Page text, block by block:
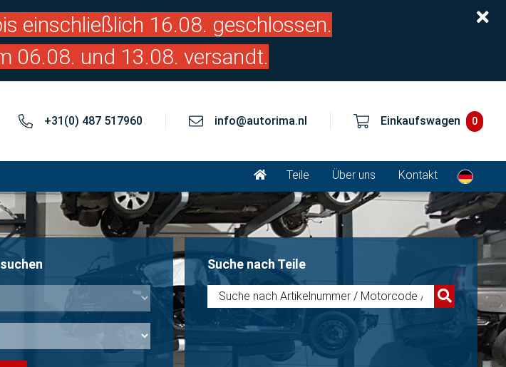
einschließlich 16.08. geschlossen.
06.08. und 13.08. versandt.
+31(0) 487 517960 info@autorima.nl Einkaufswagen 0
Teile Über uns Kontakt
Suche nach Teile